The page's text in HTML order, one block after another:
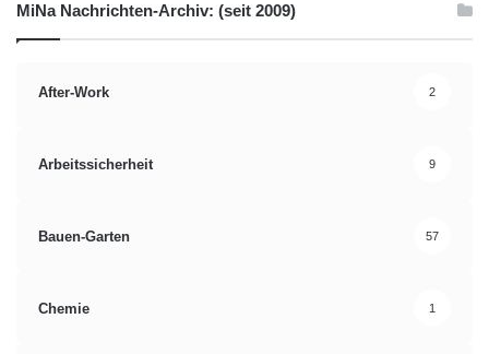
MiNa Nachrichten-Archiv: (seit 2009)
After-Work 2
Arbeitssicherheit 9
Bauen-Garten 57
Chemie 1